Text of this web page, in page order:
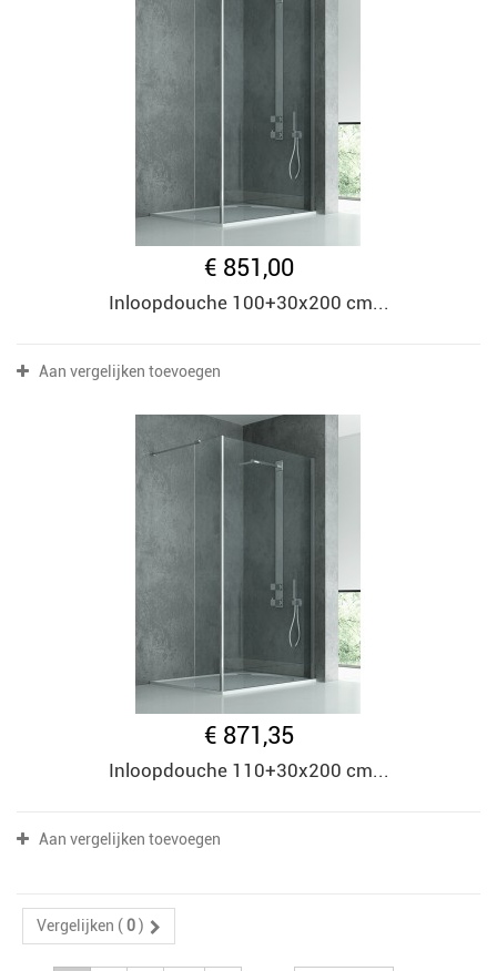
€ 851,00
Inloopdouche 100+30x200 cm...
Aan vergelijken toevoegen
€ 871,35
Inloopdouche 110+30x200 cm...
Aan vergelijken toevoegen
Vergelijken ( 0)